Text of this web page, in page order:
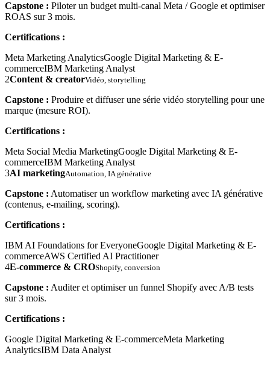
Capstone : Piloter un budget multi-canal Meta / Google et optimiser
ROAS sur 3 mois.
Certifications :
Meta Marketing AnalyticsGoogle Digital Marketing & E-
commerceIBM Marketing Analyst
2Content & creatorVidéo, storytelling
Capstone : Produire et diffuser une série vidéo storytelling pour une
marque (mesure ROI).
Certifications :
Meta Social Media MarketingGoogle Digital Marketing & E-
commerceIBM Marketing Analyst
3AI marketingAutomation, IA générative
Capstone : Automatiser un workflow marketing avec IA générative
(contenus, e-mailing, scoring).
Certifications :
IBM AI Foundations for EveryoneGoogle Digital Marketing & E-
commerceAWS Certified AI Practitioner
4E-commerce & CROShopify, conversion
Capstone : Auditer et optimiser un funnel Shopify avec A/B tests
sur 3 mois.
Certifications :
Google Digital Marketing & E-commerceMeta Marketing
AnalyticsIBM Data Analyst